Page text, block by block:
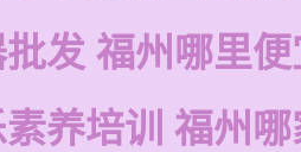
发 福州哪里
养培训 福州